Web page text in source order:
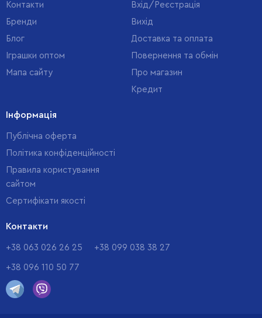
Контакти
Бренди
Блог
Іграшки оптом
Мапа сайту
Вхід/Реєстрація
Вихід
Доставка та оплата
Повернення та обмін
Про магазин
Кредит
Інформація
Публічна оферта
Політика конфіденційності
Правила користування
сайтом
Cертифікати якості
Контакти
+38 063 026 26 25 +38 099 038 38 27
+38 096 110 50 77